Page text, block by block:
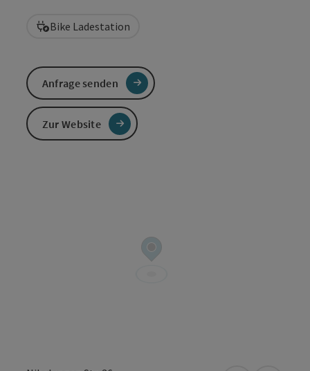
Bike Ladestation
Anfrage senden
Zur Website